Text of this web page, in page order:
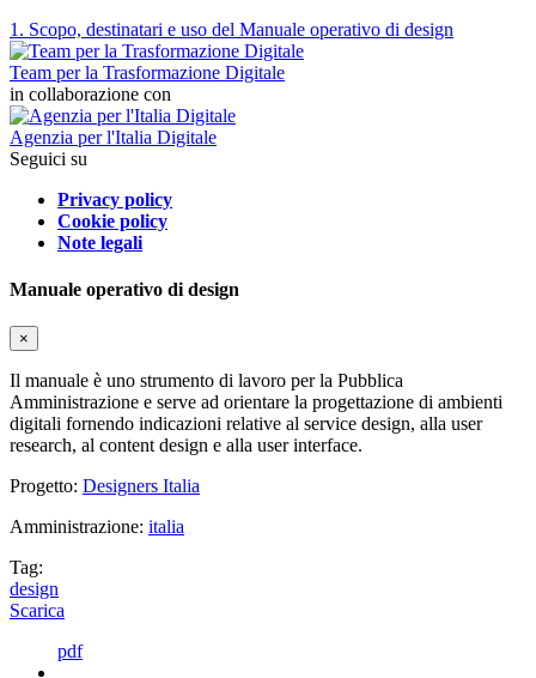
1. Scopo, destinatari e uso del Manuale operativo di design
Team per la Trasformazione Digitale
in collaborazione con
Agenzia per l'Italia Digitale
Seguici su
Privacy policy
Cookie policy
Note legali
Manuale operativo di design
×
Il manuale è uno strumento di lavoro per la Pubblica
Amministrazione e serve ad orientare la progettazione di ambienti
digitali fornendo indicazioni relative al service design, alla user
research, al content design e alla user interface.
Progetto: Designers Italia
Amministrazione: italia
Tag:
design
Scarica
pdf